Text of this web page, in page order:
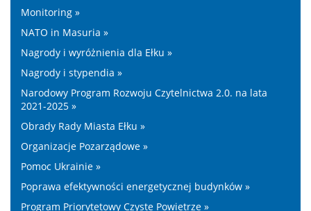
Monitoring »
NATO in Masuria »
Nagrody i wyróżnienia dla Ełku »
Nagrody i stypendia »
Narodowy Program Rozwoju Czytelnictwa 2.0. na lata
2021-2025 »
Obrady Rady Miasta Ełku »
Organizacje Pozarządowe »
Pomoc Ukrainie »
Poprawa efektywności energetycznej budynków »
Program Priorytetowy Czyste Powietrze »